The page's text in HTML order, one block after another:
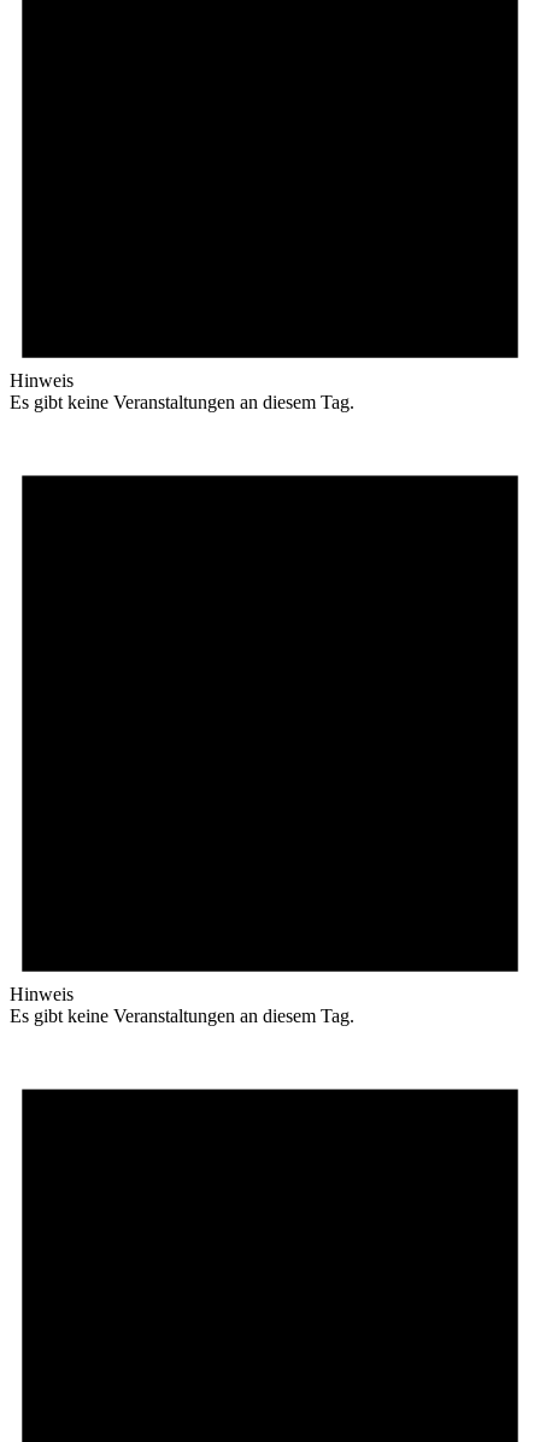
Hinweis
Es gibt keine Veranstaltungen an diesem Tag.
Hinweis
Es gibt keine Veranstaltungen an diesem Tag.